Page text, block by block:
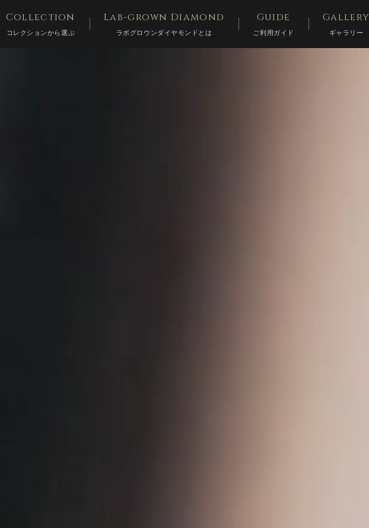
Collection
コレクションから選ぶ
Lab-grown Diamond
ラボグロウンダイヤモンドとは
Guide
ご利用ガイド
Gallery
ギャラリー